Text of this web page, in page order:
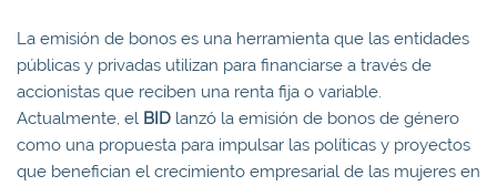
La emisión de bonos es una herramienta que las entidades
públicas y privadas utilizan para financiarse a través de
accionistas que reciben una renta fija o variable.
Actualmente, el BID lanzó la emisión de bonos de género
como una propuesta para impulsar las políticas y proyectos
que benefician el crecimiento empresarial de las mujeres en